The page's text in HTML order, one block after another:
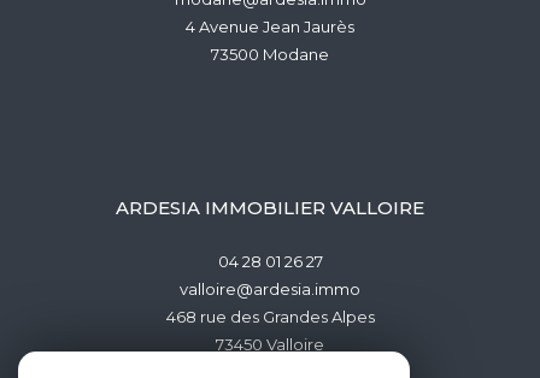
4 Avenue Jean Jaurès
73500
modane
ARDESIA IMMOBILIER VALLOIRE
04 28 01 26 27
valloire@ardesia.immo
468 rue des Grandes Alpes
73450
valloire